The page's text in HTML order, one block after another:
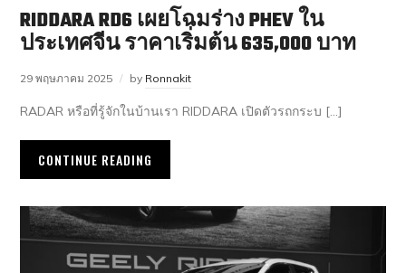
RIDDARA RD6 เผยโฉมร่าง PHEV ใน
ประเทศจีน ราคาเริ่มต้น 635,000 บาท
29 พฤษภาคม 2025 by Ronnakit
RADAR หรือที่รู้จักในบ้านเรา RIDDARA เปิดตัวรถกระบ […]
CONTINUE READING